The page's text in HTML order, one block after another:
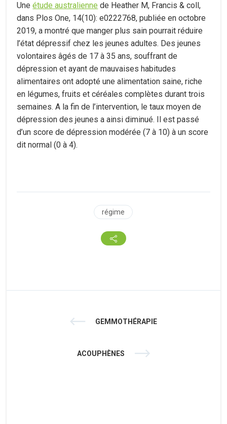
Uneétude australienne de Heather M, Francis & coll,
dans Plos One, 14(10): e0222768, publiée en octobre
2019, a montré que manger plus sain pourrait réduire
l’état dépressif chez les jeunes adultes. Des jeunes
volontaires âgés de 17 à 35 ans, souffrant de
dépression et ayant de mauvaises habitudes
alimentaires ont adopté une alimentation saine, riche
en légumes, fruits et céréales complètes durant trois
semaines. A la fin de l’intervention, le taux moyen de
dépression des jeunes a ainsi diminué. Il est passé
d’un score de dépression modérée (7 à 10) à un score
dit normal (0 à 4).
régime
GEMMOTHÉRAPIE
ACOUPHÈNES